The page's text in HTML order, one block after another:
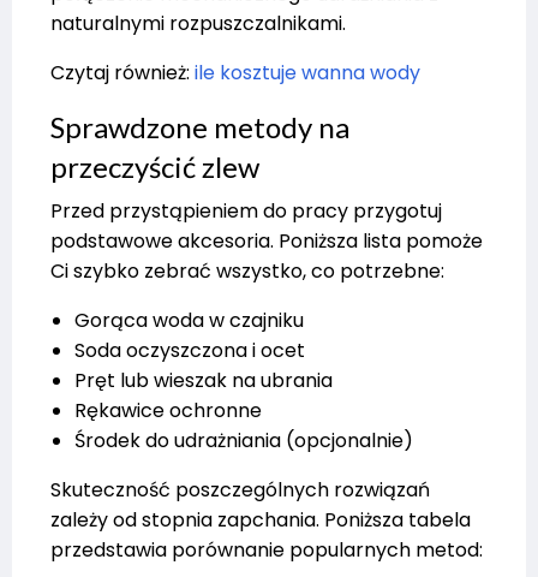
naturalnymi rozpuszczalnikami.
Czytaj również: ile kosztuje wanna wody
Sprawdzone metody na
przeczyścić zlew
Przed przystąpieniem do pracy przygotuj
podstawowe akcesoria. Poniższa lista pomoże
Ci szybko zebrać wszystko, co potrzebne:
Gorąca woda w czajniku
Soda oczyszczona i ocet
Pręt lub wieszak na ubrania
Rękawice ochronne
Środek do udrażniania (opcjonalnie)
Skuteczność poszczególnych rozwiązań
zależy od stopnia zapchania. Poniższa tabela
przedstawia porównanie popularnych metod: